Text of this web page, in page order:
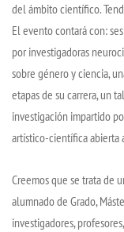
del ámbito científico.
El evento contará con:
por investigadoras
sobre género y ciencia,
etapas de su carrera, un
investigación impartido
artístico-científica abierta
Creemos que se trata de
alumnado de Grado,
investigadores, profesores,